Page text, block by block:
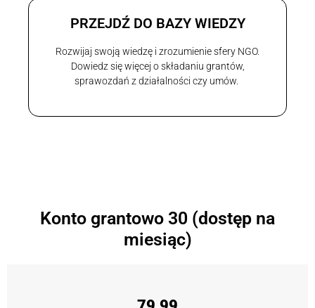
PRZEJDŹ DO BAZY WIEDZY
Rozwijaj swoją wiedzę i zrozumienie sfery NGO.
Dowiedz się więcej o składaniu grantów,
sprawozdań z działalności czy umów.
Konto grantowo 30 (dostęp na
miesiąc)